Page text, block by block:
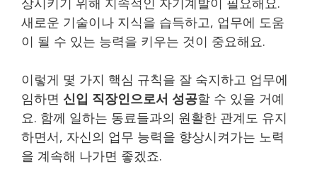
새로운 기술이나 지식을 습득하고, 업무에 도움
이 될 수 있는 능력을 키우는 것이 중요해요.
이렇게 몇 가지 핵심 규칙을 잘 숙지하고 업무에
임하면 신입 직장인으로서 성공할 수 있을 거예
요. 함께 일하는 동료들과의 원활한 관계도 유지
하면서, 자신의 업무 능력을 향상시켜가는 노력
을 계속해 나가면 좋겠죠.